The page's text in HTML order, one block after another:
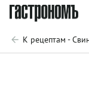
К рецептам -